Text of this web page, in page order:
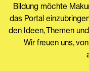
Bildung möchte
das Portal
den Ideen, Themen
Wir freuen uns,